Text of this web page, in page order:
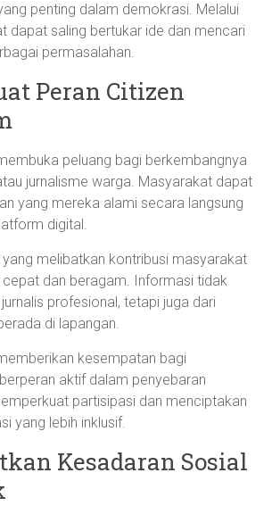
penting dalam demokrasi. Melalui
dapat saling bertukar ide dan mencari
permasalahan.
Peran Citizen
peluang bagi berkembangnya
jurnalisme warga. Masyarakat dapat
yang mereka alami secara langsung
digital.
yang melibatkan kontribusi masyarakat
cepat dan beragam. Informasi tidak
profesional, tetapi juga dari
di lapangan.
kesempatan bagi
aktif dalam penyebaran
partisipasi dan menciptakan
yang lebih inklusif.
Kesadaran Sosial